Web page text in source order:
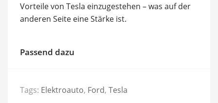
Vorteile von Tesla einzugestehen – was auf der
anderen Seite eine Stärke ist.
Passend dazu
Tags: Elektroauto, Ford, Tesla